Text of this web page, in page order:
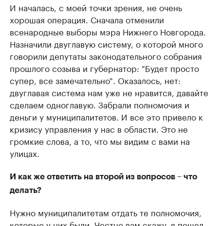
И началась, с моей точки зрения, не очень
хорошая операция. Сначала отменили
всенародные выборы мэра Нижнего Новгорода.
Назначили двуглавую систему, о которой много
говорили депутаты законодательного собрания
прошлого созыва и губернатор: "Будет просто
супер, все замечательно". Оказалось, нет:
двуглавая система нам уже не нравится, давайте
сделаем одноглавую. Забрали полномочия и
деньги у муниципалитетов. И все это привело к
кризису управления у нас в области. Это не
громкие слова, а то, что мы видим с вами на
улицах.
И как же ответить на второй из вопросов – что
делать?
Нужно муниципалитетам отдать те полномочия,